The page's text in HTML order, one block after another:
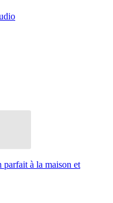
parfait à la maison et